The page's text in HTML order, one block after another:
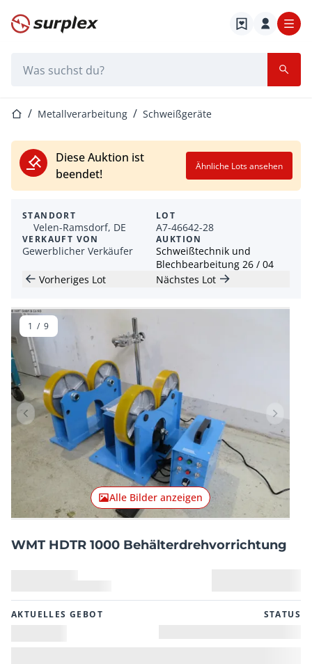
Startseite
StartseiteMetallverarbeitung Schweißgeräte
Diese Auktion ist
beendet!
Ähnliche Lots ansehen
STANDORT
Velen-Ramsdorf, DE
VERKAUFT VON
Gewerblicher Verkäufer
LOT
A7-46642-28
AUKTION
Schweißtechnik und
Blechbearbeitung 26 / 04
Vorheriges Lot
Nächstes Lot
Vorheriger Artikel
Alle Bilder anzeigen
1 / 9
WMT HDTR 1000 Behälterdrehvorrichtung
AKTUELLES GEBOT STATUS